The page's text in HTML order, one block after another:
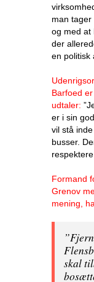
man
og med at
der
en politisk
Barfoed
udtaler:
er i sin
vil stå
busser.
Formand
Grenov
mening,
skal